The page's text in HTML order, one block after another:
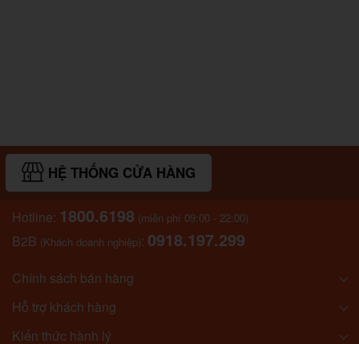
HỆ THỐNG CỬA HÀNG
Hotline: 1800.6198 (miễn phí 09:00 - 22:00)
B2B (Khách doanh nghiệp): 0918.197.299
Chính sách bán hàng
Hỗ trợ khách hàng
Kiến thức hành lý